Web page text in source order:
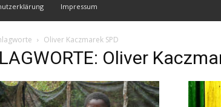
Impressum
Oliver Kaczmarek SPD
Oliver